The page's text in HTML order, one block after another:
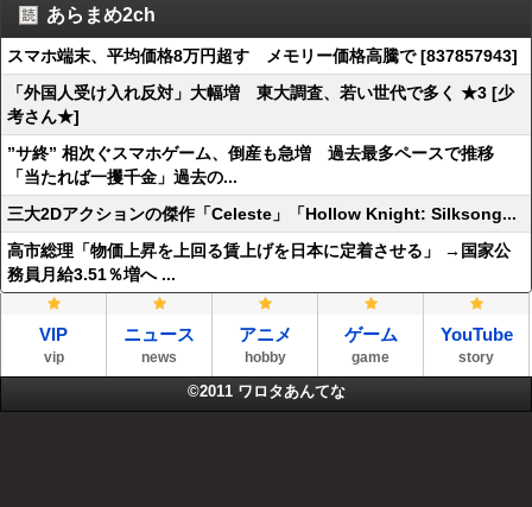
あらまめ2ch
スマホ端末、平均価格8万円超す メモリー価格高騰で [837857943]
「外国人受け入れ反対」大幅増 東大調査、若い世代で多く ★3 [少
考さん★]
”サ終” 相次ぐスマホゲーム、倒産も急増 過去最多ペースで推移
「当たれば一攫千金」過去の...
三大2Dアクションの傑作「Celeste」「Hollow Knight: Silksong...
高市総理「物価上昇を上回る賃上げを日本に定着させる」 →国家公
務員月給3.51％増へ ...
VIP
vip
ニュース
news
アニメ
hobby
ゲーム
game
YouTube
story
©2011 ワロタあんてな